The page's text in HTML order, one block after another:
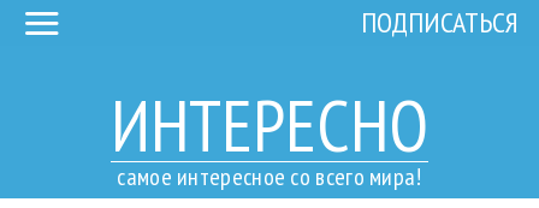
ИНТЕРЕСНО
самое интересное со всего мира!
ПОДПИСАТЬСЯ